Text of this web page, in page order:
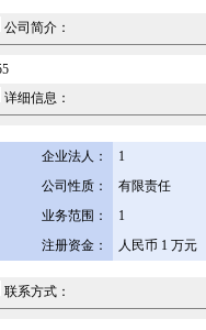
公司简介：
详细信息：
企业法人：
1
公司性质：
有限责任
业务范围：
1
注册资金：
人民币 1 万元
联系方式：